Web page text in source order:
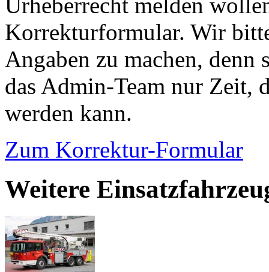
Korrekturformular. Wir
Angaben zu machen,
das Admin-Team nur Zeit,
werden kann.
Zum Korrektur-Formular
Weitere